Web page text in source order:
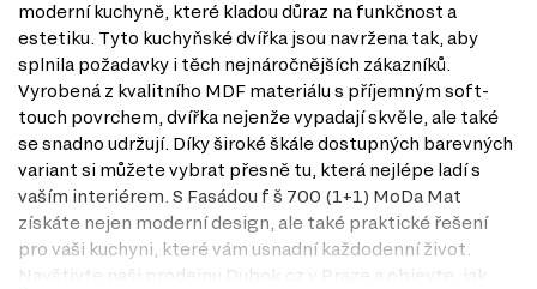
moderní kuchyně, které kladou důraz na funkčnost a
estetiku. Tyto kuchyňské dvířka jsou navržena tak, aby
splnila požadavky i těch nejnáročnějších zákazníků.
Vyrobená z kvalitního MDF materiálu s příjemným soft-
touch povrchem, dvířka nejenže vypadají skvěle, ale také
se snadno udržují. Díky široké škále dostupných barevných
variant si můžete vybrat přesně tu, která nejlépe ladí s
vaším interiérem. S Fasádou f š 700 (1+1) MoDa Mat
získáte nejen moderní design, ale také praktické řešení
pro vaši kuchyni, které vám usnadní každodenní život.
Navštivte naši prodejnu Dubok.cz v Praze a objevte, jak